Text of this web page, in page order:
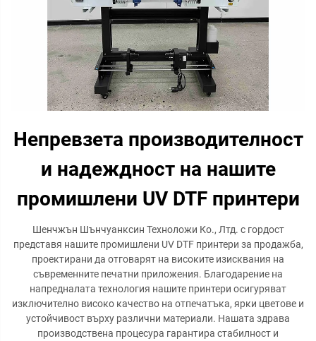
Непревзета производителност
и надеждност на нашите
промишлени UV DTF принтери
Шенчжън Шънчуанксин Техноложи Ко., Лтд. с гордост
представя нашите промишлени UV DTF принтери за продажба,
проектирани да отговарят на високите изисквания на
съвременните печатни приложения. Благодарение на
напредналата технология нашите принтери осигуряват
изключително високо качество на отпечатъка, ярки цветове и
устойчивост върху различни материали. Нашата здрава
производствена процесура гарантира стабилност и